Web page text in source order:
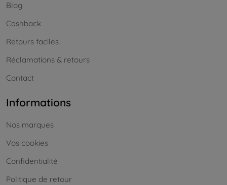
Blog
Cashback
Retours faciles
Réclamations & retours
Contact
Informations
Nos marques
Vos cookies
Confidentialité
Politique de retour